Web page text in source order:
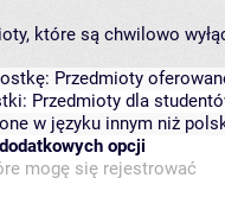
które są chwilowo
Przedmioty
Przedmioty dla
w języku innym niż
opcji
mogę się rejestrować